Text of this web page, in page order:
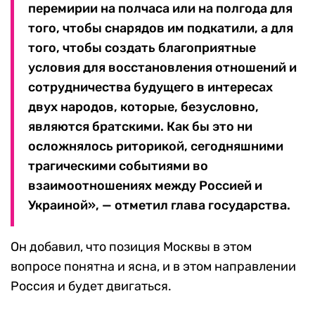
перемирии на полчаса или на полгода для
того, чтобы снарядов им подкатили, а для
того, чтобы создать благоприятные
условия для восстановления отношений и
сотрудничества будущего в интересах
двух народов, которые, безусловно,
являются братскими. Как бы это ни
осложнялось риторикой, сегодняшними
трагическими событиями во
взаимоотношениях между Россией и
Украиной», — отметил глава государства.
Он добавил, что позиция Москвы в этом
вопросе понятна и ясна, и в этом направлении
Россия и будет двигаться.